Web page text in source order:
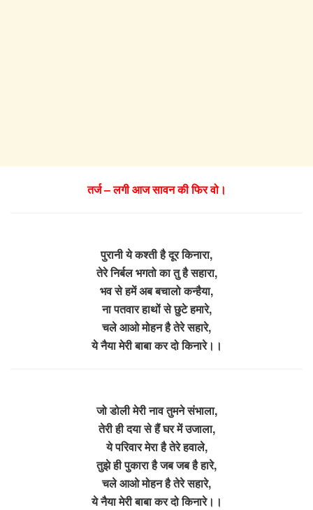
तर्ज – लगी आज सावन की फिर वो।
पुरानी ये कश्ती है दूर किनारा,
तेरे निर्बल भगतो का तु है सहारा,
भव से हमें अब बचालो कन्हैया,
ना पतवार हाथों से छुटे हमारे,
चले आओ मोहन है तेरे सहारे,
ये नैया मेरी बाबा कर दो किनारे।।
जो डोली मेरी नाव तुमने संभाला,
तेरी ही दया से हैं घर में उजाला,
ये परिवार मेरा है तेरे हवाले,
तुझे ही पुकारा है जब जब है हारे,
चले आओ मोहन है तेरे सहारे,
ये नैया मेरी बाबा कर दो किनारे।।